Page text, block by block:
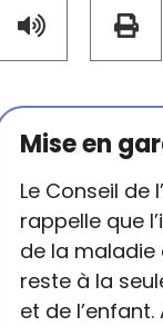
Mise en
Le Conseil de
rappelle que
de la maladie
reste à la
et de